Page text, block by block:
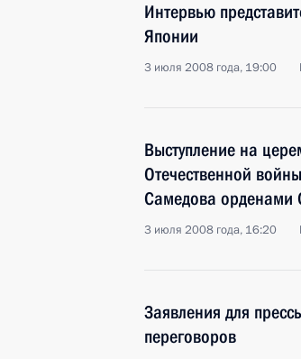
Интервью
Японии
3 июля 2008 года, 19:00
Выступление на
Отечественной
Самедова орденами
3 июля 2008 года, 16:20
Заявления для
переговоров